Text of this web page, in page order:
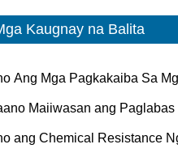
Kaugnay na Balita
Ang Mga Pagkakaiba Sa
ng PP At PVC Pipes?
Maiiwasan ang
ang Chemical Resistance